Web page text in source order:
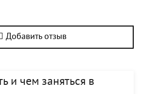
Добавить отзыв
и чем заняться в